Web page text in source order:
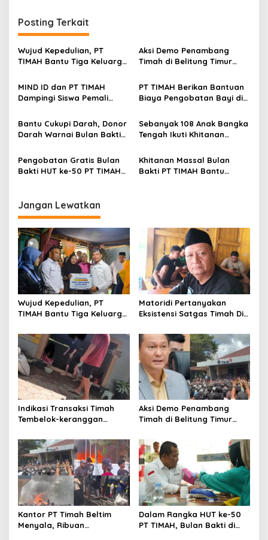
Posting Terkait
Wujud Kepedulian, PT
TIMAH Bantu Tiga Keluarga
Aksi Demo Penambang
Timah di Belitung Timur
XII DPR Bambang Patijaya
Dorong Perpres Segera
Diterbitkan
MIND ID dan PT TIMAH
Dampingi Siswa Pemali
PT TIMAH Berikan Bantuan
Biaya Pengobatan Bayi di
Bantu Cukupi Darah, Donor
Darah Warnai Bulan Bakti
Bangka Tengah
Sebanyak 108 Anak Bangka
Tengah Ikuti Khitanan
50 PT TIMAH
Pengobatan Gratis Bulan
Bakti HUT ke-50 PT TIMAH
Lebih Dekat
Khitanan Massal Bulan
Bakti PT TIMAH Bantu
Jangan Lewatkan
Wujud Kepedulian, PT
TIMAH Bantu Tiga Keluarga
Matoridi Pertanyakan
Eksistensi Satgas Timah Di
Indikasi Transaksi Timah
Tembelok-keranggan
Bangka Barat
Aksi Demo Penambang
Timah di Belitung Timur
XII DPR Bambang Patijaya
Dorong Perpres Segera
Diterbitkan
Kantor PT Timah Beltim
Menyala, Ribuan
Dalam Rangka HUT ke-50
PT TIMAH, Bulan Bakti di